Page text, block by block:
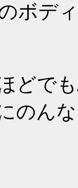
ボデ
どで
のん